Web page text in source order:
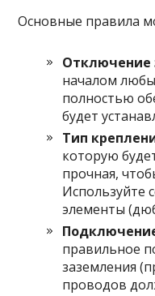
Основные правила
Отключение
началом
полностью
будет
Тип
которую
прочная,
Используйте
элементы
правильное
заземления
проводов